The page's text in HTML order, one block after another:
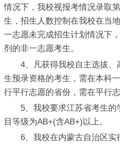
情况下，我校视报考情况录取
生，招生人数控制在我校在当
一志愿未完成招生计划情况下
剂的非一志愿考生。
4、凡获得我校自主选拔、
生预录资格的考生，需在本科
行平行志愿的省份，需在平行
5、我校要求江苏省考生的
目等级为AB+(含AB+)以上。
6、我校在内蒙古自治区实